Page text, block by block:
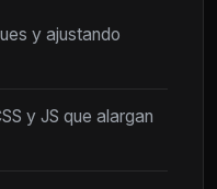
y ajustando
y JS que alargan